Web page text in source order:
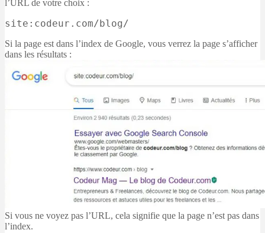
l’URL de votre choix :
site:codeur.com/blog/
Si la page est dans l’index de Google, vous verrez la page s’afficher
dans les résultats :
Si vous ne voyez pas l’URL, cela signifie que la page n’est pas dans
l’index.